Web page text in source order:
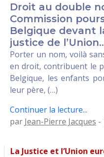
Droit au double
Commission
Belgique devant
justice de
Porter un nom, voilà
en droit, contribuent le
Belgique, les enfants
leur père, (…)
Continuer la lecture...
par Jean-Pierre Jacques -
La Justice et l’Union